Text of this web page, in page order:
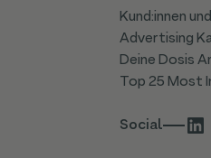
Kund:innen
Advertising
Deine Dosis
Top 25 Most
Social